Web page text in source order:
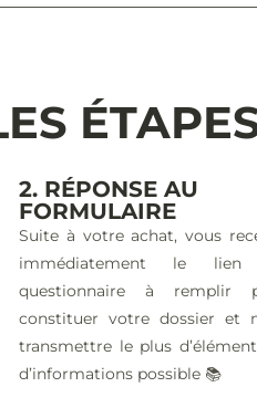
2. RÉPONSE AU
FORMULAIRE
Suite à votre achat, vous
immédiatement le
questionnaire à remplir
constituer votre dossier et
transmettre le plus
d’informations possible 📚